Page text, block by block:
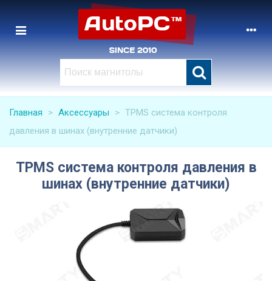
Главная > Аксессуары > TPMS система контроля
давления в шинах (внутренние датчики)
TPMS система контроля давления в
шинах (внутренние датчики)